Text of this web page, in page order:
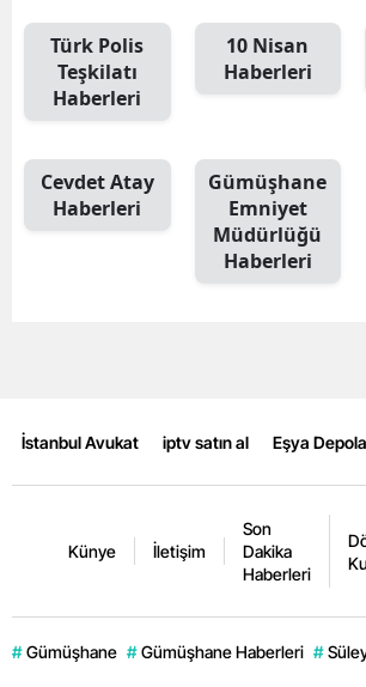
Hakkari
Hatay
Mersin
İstanbul
İzmir
Kocaeli
Konya
Türk Polis
Teşkilatı
Haberleri
10 Nisan
Haberleri
Cevdet Atay
Haberleri
Gümüşhane
Emniyet
Müdürlüğü
Haberleri
İstanbul Avukat iptv satın al Eşya
Künye İletişim
Son
Dakika
Haberleri
# Gümüşhane # Gümüşhane Haberleri #